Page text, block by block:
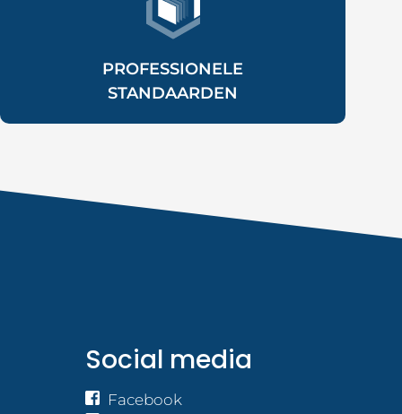
PROFESSIONELE
STANDAARDEN
Social media
Facebook